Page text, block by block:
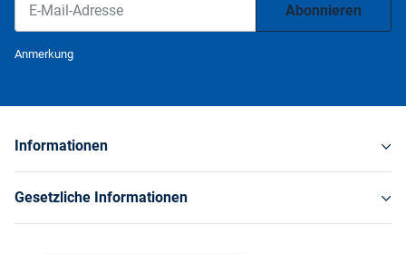
Abonnieren
Anmerkung
Informationen
Gesetzliche Informationen